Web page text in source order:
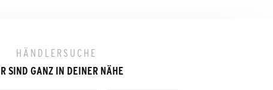
HÄNDLERSUCHE
SIND GANZ IN DEINER NÄHE